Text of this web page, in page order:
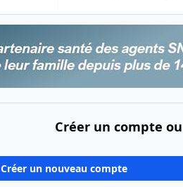
Créer un compte
Créer un nouveau compte